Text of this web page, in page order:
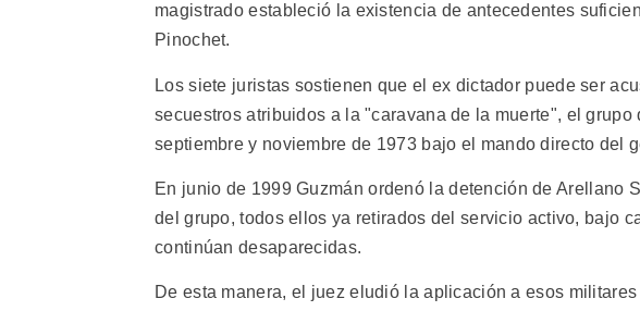
magistrado estableció la existencia de antecedentes
Pinochet.
Los siete juristas sostienen que el ex dictador puede ser
secuestros atribuidos a la "caravana de la muerte", el
septiembre y noviembre de 1973 bajo el mando directo del
En junio de 1999 Guzmán ordenó la detención de Arellano
del grupo, todos ellos ya retirados del servicio activo, bajo
continúan desaparecidas.
De esta manera, el juez eludió la aplicación a esos